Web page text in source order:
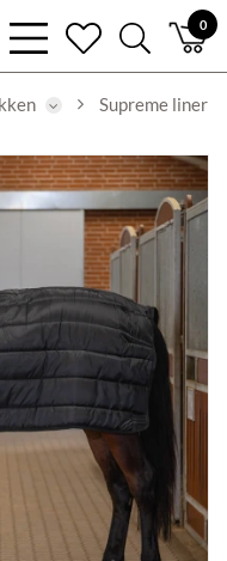
0
bars
light
heart
search
light
Supreme liner